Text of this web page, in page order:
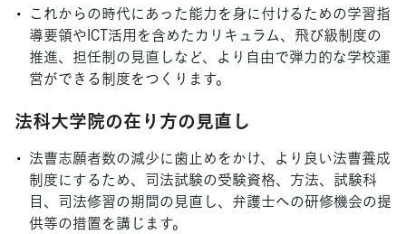
これからの時代にあった能力を身に付けるための学習指
導要領やICT活用を含めたカリキュラム、飛び級制度の
推進、担任制の見直しなど、より自由で弾力的な学校運
営ができる制度をつくります。
法科大学院の在り方の見直し
法曹志願者数の減少に歯止めをかけ、より良い法曹養成
制度にするため、司法試験の受験資格、方法、試験科
目、司法修習の期間の見直し、弁護士への研修機会の提
供等の措置を講じます。